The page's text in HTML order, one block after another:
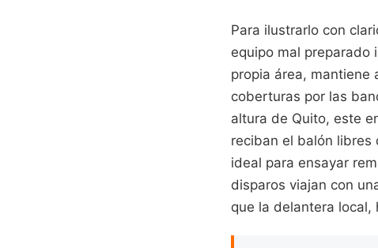
Para ilustrarlo con
equipo mal preparado
propia área, mantiene
coberturas por las
altura de Quito, este
reciban el balón
ideal para ensayar
disparos viajan con
que la delantera